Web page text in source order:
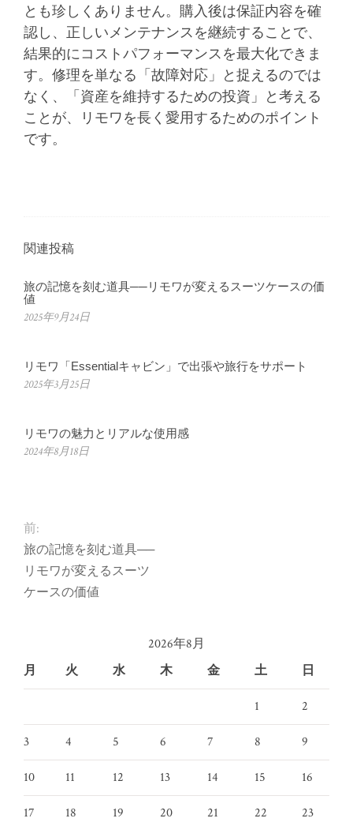
とも珍しくありません。購入後は保証内容を確
認し、正しいメンテナンスを継続することで、
結果的にコストパフォーマンスを最大化できま
す。修理を単なる「故障対応」と捉えるのでは
なく、「資産を維持するための投資」と考える
ことが、リモワを長く愛用するためのポイント
です。
関連投稿
旅の記憶を刻む道具──リモワが変えるスーツケースの価
値
2025年9月24日
リモワ「Essentialキャビン」で出張や旅行をサポート
2025年3月25日
リモワの魅力とリアルな使用感
2024年8月18日
前:
旅の記憶を刻む道具──
リモワが変えるスーツ
ケースの価値
2026年8月
月
火 水 木 金 土 日
1 2
3 4 5 6 7 8 9
10 11 12 13 14 15 16
17 18 19 20 21 22 23